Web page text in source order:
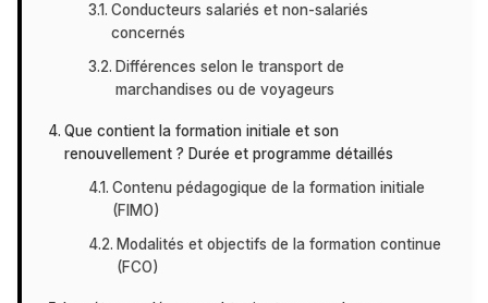
Conducteurs salariés et non-salariés
concernés
Différences selon le transport de
marchandises ou de voyageurs
Que contient la formation initiale et son
renouvellement ? Durée et programme détaillés
Contenu pédagogique de la formation initiale
(FIMO)
Modalités et objectifs de la formation continue
(FCO)